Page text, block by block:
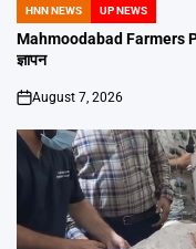
POSTED
IN
HNN NEWS UP NEWS
Mahmoodabad Farmers
ज्ञापन
on
August 7, 2026